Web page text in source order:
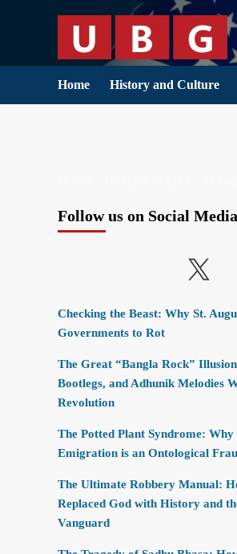
Home History and Culture
Follow us on Social Media
X
Checking the Beast: Why St.
Governments to Rot
The Great “Bangla Rock”
Bootlegs, and Adhunik Melodies
Revolution
The Potted Plant Syndrome:
Emigration is an Ontological
The Ultimate Robbery Manual:
Replaced God with History and
Vanguard